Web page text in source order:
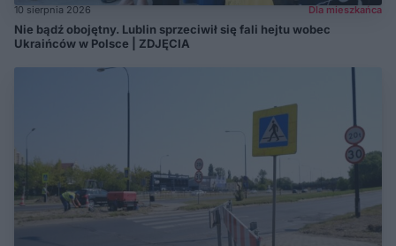
10 sierpnia 2026 Dla mieszkańca
Nie bądź obojętny. Lublin sprzeciwił się fali hejtu wobec
Ukraińców w Polsce | ZDJĘCIA